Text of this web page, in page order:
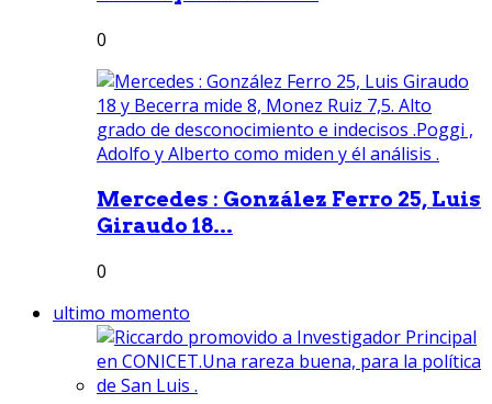
0
Mercedes : González Ferro 25, Luis
Giraudo 18...
0
ultimo momento